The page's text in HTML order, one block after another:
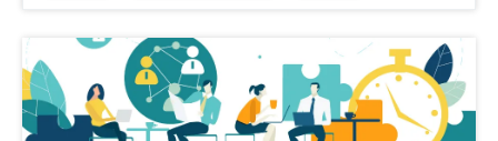
リーダーシップ 新規事業